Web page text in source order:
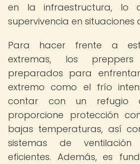
en la infraestructura, lo
supervivencia en situaciones
Para hacer frente a
extremas, los
preparados para
extremo como el frío
contar con un refugio
proporcione protección
bajas temperaturas, así
sistemas de
eficientes. Además, es